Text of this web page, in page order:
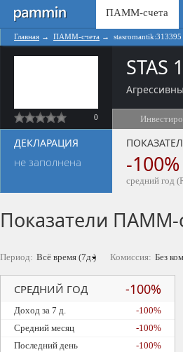
ПАММ-счета
Главная → ПАММ-счета → stasromantik:313395
0
STAS
ДЕКЛАРАЦИЯ
не заполнена -100%
средний год
Показатели ПАММ-
Период: Комиссия:
СРЕДНИЙ ГОД -100%
Доход за 7 д.
-100%
Средний месяц
-100%
Последний день
-100%